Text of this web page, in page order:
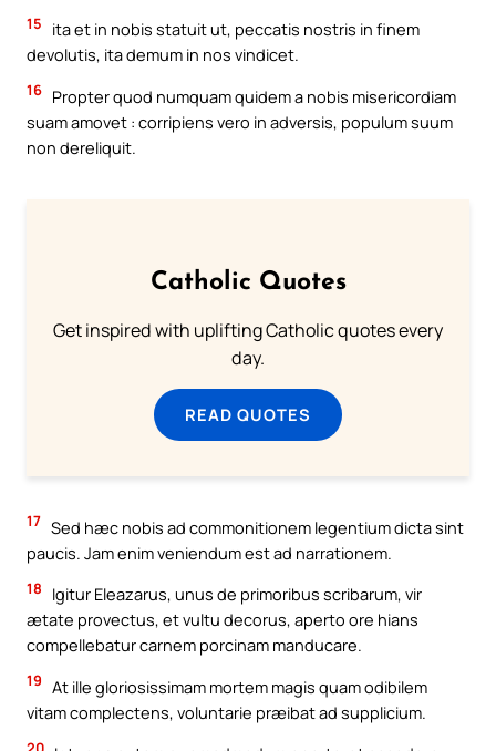
15
ita et in nobis statuit ut, peccatis nostris in finem
devolutis, ita demum in nos vindicet.
16 Propter quod numquam quidem a nobis misericordiam
suam amovet : corripiens vero in adversis, populum suum
non dereliquit.
Catholic Quotes
Get inspired with uplifting Catholic quotes every
day.
READ QUOTES
17 Sed hæc nobis ad commonitionem legentium dicta sint
paucis. Jam enim veniendum est ad narrationem.
18
Igitur Eleazarus, unus de primoribus scribarum, vir
ætate provectus, et vultu decorus, aperto ore hians
compellebatur carnem porcinam manducare.
19 At ille gloriosissimam mortem magis quam odibilem
vitam complectens, voluntarie præibat ad supplicium.